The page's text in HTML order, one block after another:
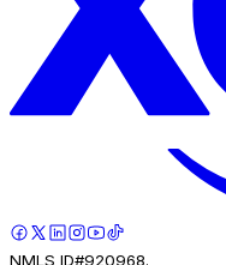
NMLS ID#920968.